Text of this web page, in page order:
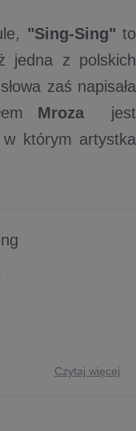
"Sing-Sing"to
jedna z polskich
zaś napisała
Mrozajest
w którym artystka
Czytaj więcej